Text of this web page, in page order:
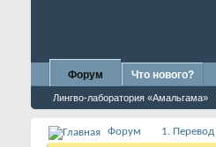
Форум
Лингво-лаборатория «Амальгама»
Что нового?
Форум 1. Перевод